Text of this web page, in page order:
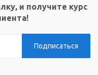
и получите курс